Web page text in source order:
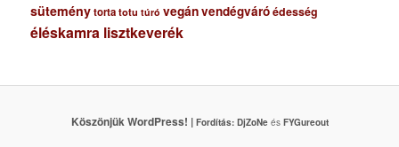
süteménytorta totu túró vegánvendégváróédesség
éléskamra lisztkeverék
Köszönjük WordPress! | Fordítás: DjZoNeés FYGureout